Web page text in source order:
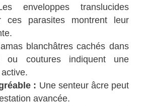
enveloppes translucides
ces parasites montrent leur
blanchâtres cachés dans
ou coutures indiquent une
: Une senteur âcre peut
avancée.